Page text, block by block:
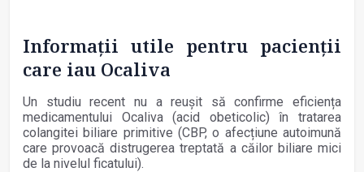
Informații utile pentru pacienții
care iau Ocaliva
Un studiu recent nu a reușit să confirme eficiența
medicamentului Ocaliva (acid obeticolic) în tratarea
colangitei biliare primitive (CBP, o afecțiune autoimună
care provoacă distrugerea treptată a căilor biliare mici
de la nivelul ficatului).